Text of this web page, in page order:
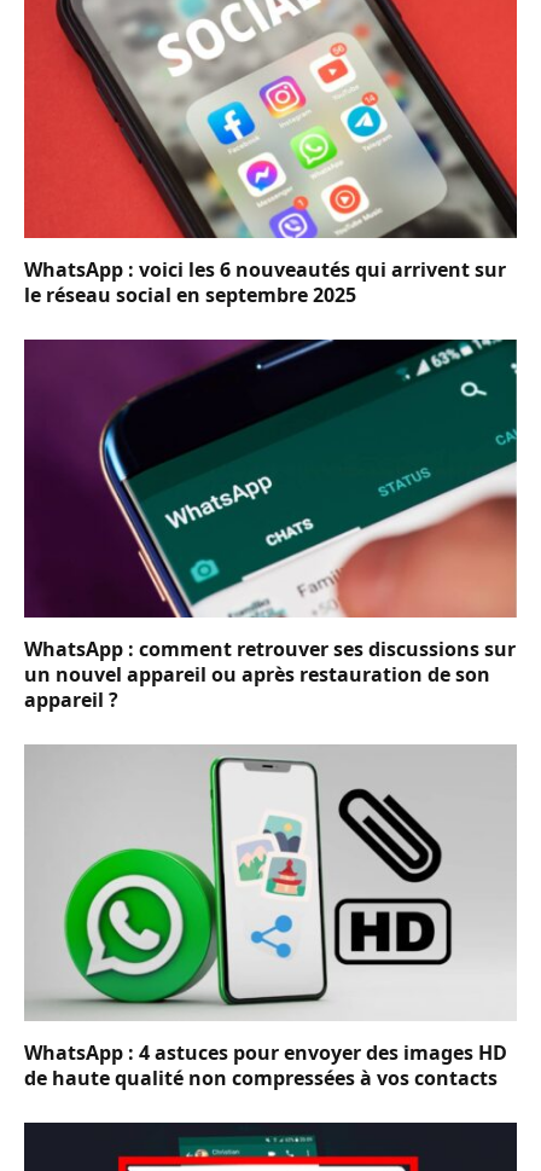
WhatsApp : voici les 6 nouveautés qui arrivent sur
le réseau social en septembre 2025
WhatsApp : comment retrouver ses discussions sur
un nouvel appareil ou après restauration de son
appareil ?
WhatsApp : 4 astuces pour envoyer des images HD
de haute qualité non compressées à vos contacts